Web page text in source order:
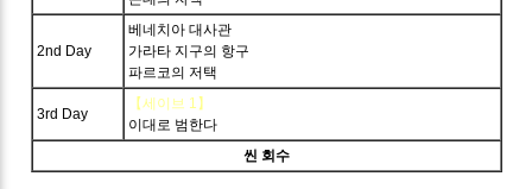
2nd Day
베네치아 대사관
가라타 지구의 항구
파르코의 저택
3rd Day
【세이브 1】
이대로 범한다
씬 회수